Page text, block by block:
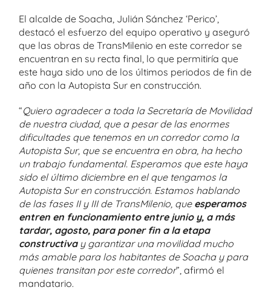
El alcalde de Soacha, Julián Sánchez ‘Perico’,
destacó el esfuerzo del equipo operativo y aseguró
que las obras de TransMilenio en este corredor se
encuentran en su recta final, lo que permitiría que
este haya sido uno de los últimos periodos de fin de
año con la Autopista Sur en construcción.
“Quiero agradecer a toda la Secretaría de Movilidad
de nuestra ciudad, que a pesar de las enormes
dificultades que tenemos en un corredor como la
Autopista Sur, que se encuentra en obra, ha hecho
un trabajo fundamental. Esperamos que este haya
sido el último diciembre en el que tengamos la
Autopista Sur en construcción. Estamos hablando
de las fases II y III de TransMilenio, queesperamos
entren en funcionamiento entre junio y, a más
tardar, agosto, para poner fin a la etapa
constructivay garantizar una movilidad mucho
más amable para los habitantes de Soacha y para
quienes transitan por este corredor”, afirmó el
mandatario.